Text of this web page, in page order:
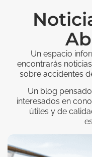
Un espacio
encontrarás
sobre accidentes
Un blog
interesados en
útiles y de